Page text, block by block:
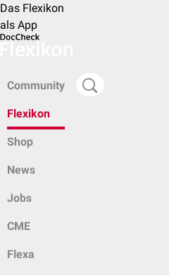
Das Flexikon
als App
Community
Flexikon
Shop
News
Jobs
CME
Flexa